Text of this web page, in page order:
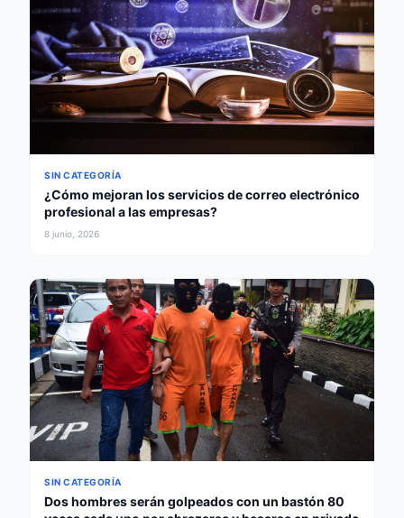
SIN CATEGORÍA
¿Cómo mejoran los servicios de correo electrónico
profesional a las empresas?
8 junio, 2026
SIN CATEGORÍA
Dos hombres serán golpeados con un bastón 80